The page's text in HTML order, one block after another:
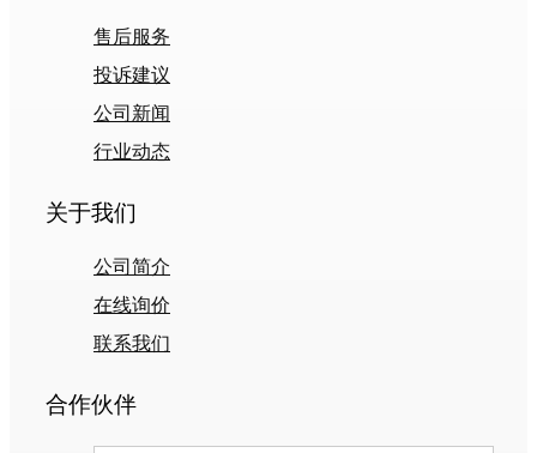
售后服务
投诉建议
公司新闻
行业动态
关于我们
公司简介
在线询价
联系我们
合作伙伴